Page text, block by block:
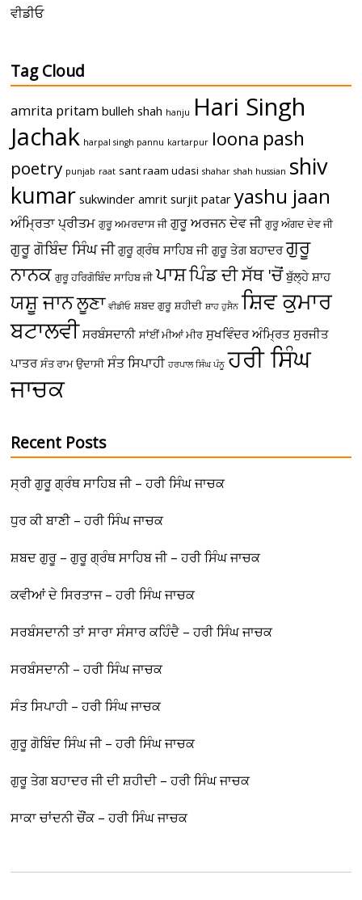
ਵੀਡੀਓ
Tag Cloud
amrita pritam bulleh shah hanju Hari Singh
Jachak harpal singh pannu kartarpur loona pash
poetry punjab raat sant raam udasi shahar shah hussian shiv
kumar sukwinder amrit surjit patar yashu jaan
ਅੰਮ੍ਰਿਤਾ ਪ੍ਰੀਤਮ ਗੁਰੂ ਅਮਰਦਾਸ ਜੀ ਗੁਰੂ ਅਰਜਨ ਦੇਵ ਜੀ ਗੁਰੂ ਅੰਗਦ ਦੇਵ ਜੀ
ਗੁਰੂ ਗੋਬਿੰਦ ਸਿੰਘ ਜੀ ਗੁਰੂ ਗ੍ਰੰਥ ਸਾਹਿਬ ਜੀ ਗੁਰੂ ਤੇਗ ਬਹਾਦਰ ਗੁਰੂ
ਨਾਨਕ ਗੁਰੂ ਹਰਿਗੋਬਿੰਦ ਸਾਹਿਬ ਜੀ ਪਾਸ਼ਪਿੰਡ ਦੀ ਸੱਥ 'ਚੋਂ ਬੁੱਲ੍ਹੇ ਸ਼ਾਹ
ਯਸ਼ੂ ਜਾਨਲੂਣਾ ਵੀਡੀਓ ਸ਼ਬਦ ਗੁਰੂ ਸ਼ਹੀਦੀ ਸ਼ਾਹ ਹੁਸੈਨ ਸ਼ਿਵ ਕੁਮਾਰ
ਬਟਾਲਵੀ ਸਰਬੰਸਦਾਨੀ ਸਾਂਈਂ ਮੀਆਂ ਮੀਰ ਸੁਖਵਿੰਦਰ ਅੰਮ੍ਰਿਤ ਸੁਰਜੀਤ
ਪਾਤਰ ਸੰਤ ਰਾਮ ਉਦਾਸੀ ਸੰਤ ਸਿਪਾਹੀ ਹਰਪਾਲ ਸਿੰਘ ਪੰਨੂ ਹਰੀ ਸਿੰਘ
ਜਾਚਕ
Recent Posts
ਸ੍ਰੀ ਗੁਰੂ ਗ੍ਰੰਥ ਸਾਹਿਬ ਜੀ – ਹਰੀ ਸਿੰਘ ਜਾਚਕ
ਧੁਰ ਕੀ ਬਾਣੀ – ਹਰੀ ਸਿੰਘ ਜਾਚਕ
ਸ਼ਬਦ ਗੁਰੂ – ਗੁਰੂ ਗ੍ਰੰਥ ਸਾਹਿਬ ਜੀ – ਹਰੀ ਸਿੰਘ ਜਾਚਕ
ਕਵੀਆਂ ਦੇ ਸਿਰਤਾਜ – ਹਰੀ ਸਿੰਘ ਜਾਚਕ
ਸਰਬੰਸਦਾਨੀ ਤਾਂ ਸਾਰਾ ਸੰਸਾਰ ਕਹਿੰਦੈ – ਹਰੀ ਸਿੰਘ ਜਾਚਕ
ਸਰਬੰਸਦਾਨੀ – ਹਰੀ ਸਿੰਘ ਜਾਚਕ
ਸੰਤ ਸਿਪਾਹੀ – ਹਰੀ ਸਿੰਘ ਜਾਚਕ
ਗੁਰੂ ਗੋਬਿੰਦ ਸਿੰਘ ਜੀ – ਹਰੀ ਸਿੰਘ ਜਾਚਕ
ਗੁਰੂ ਤੇਗ ਬਹਾਦਰ ਜੀ ਦੀ ਸ਼ਹੀਦੀ – ਹਰੀ ਸਿੰਘ ਜਾਚਕ
ਸਾਕਾ ਚਾਂਦਨੀ ਚੌਂਕ – ਹਰੀ ਸਿੰਘ ਜਾਚਕ